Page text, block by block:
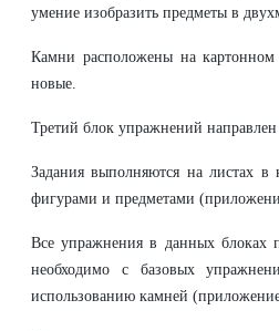
умение изобразить предметы в
Камни расположены на
новые.
Третий блок упражнений
Задания выполняются на листах в
фигурами и предметами
Все упражнения в данных блоках
необходимо с базовых
использованию камней